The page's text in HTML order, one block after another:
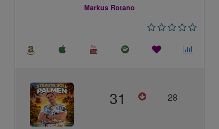
Markus Rotano
31 28